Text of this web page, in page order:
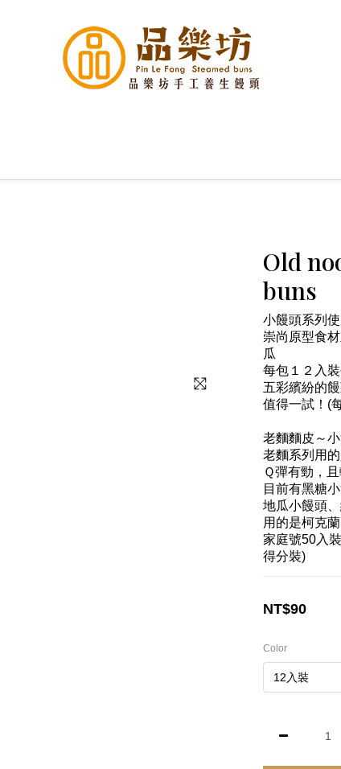
Old
buns
小饅頭系列
崇尚原型食
瓜
每包１２入
五彩繽紛的
值得一試！(
老麵麵皮～
老麵系列用
Ｑ彈有勁，
目前有黑糖
地瓜小饅頭
用的是柯克
家庭號50入
得分裝)
NT$90
Color